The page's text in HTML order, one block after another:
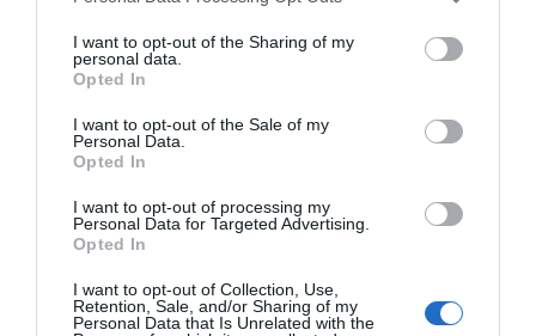
I want to opt-out of the Sharing of my
personal data.
Opted In
I want to opt-out of the Sale of my
Personal Data.
Opted In
I want to opt-out of processing my
Personal Data for Targeted Advertising.
Opted In
I want to opt-out of Collection, Use,
Retention, Sale, and/or Sharing of my
Personal Data that Is Unrelated with the
RELACIONADAS